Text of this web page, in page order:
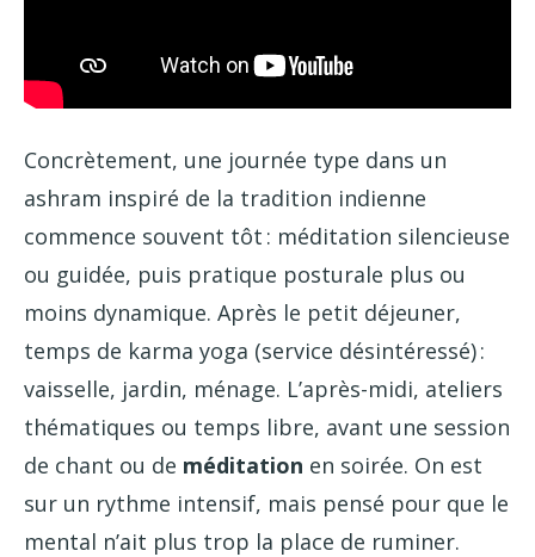
Concrètement, une journée type dans un
ashram inspiré de la tradition indienne
commence souvent tôt : méditation silencieuse
ou guidée, puis pratique posturale plus ou
moins dynamique. Après le petit déjeuner,
temps de karma yoga (service désintéressé) :
vaisselle, jardin, ménage. L’après-midi, ateliers
thématiques ou temps libre, avant une session
de chant ou de méditation en soirée. On est
sur un rythme intensif, mais pensé pour que le
mental n’ait plus trop la place de ruminer.